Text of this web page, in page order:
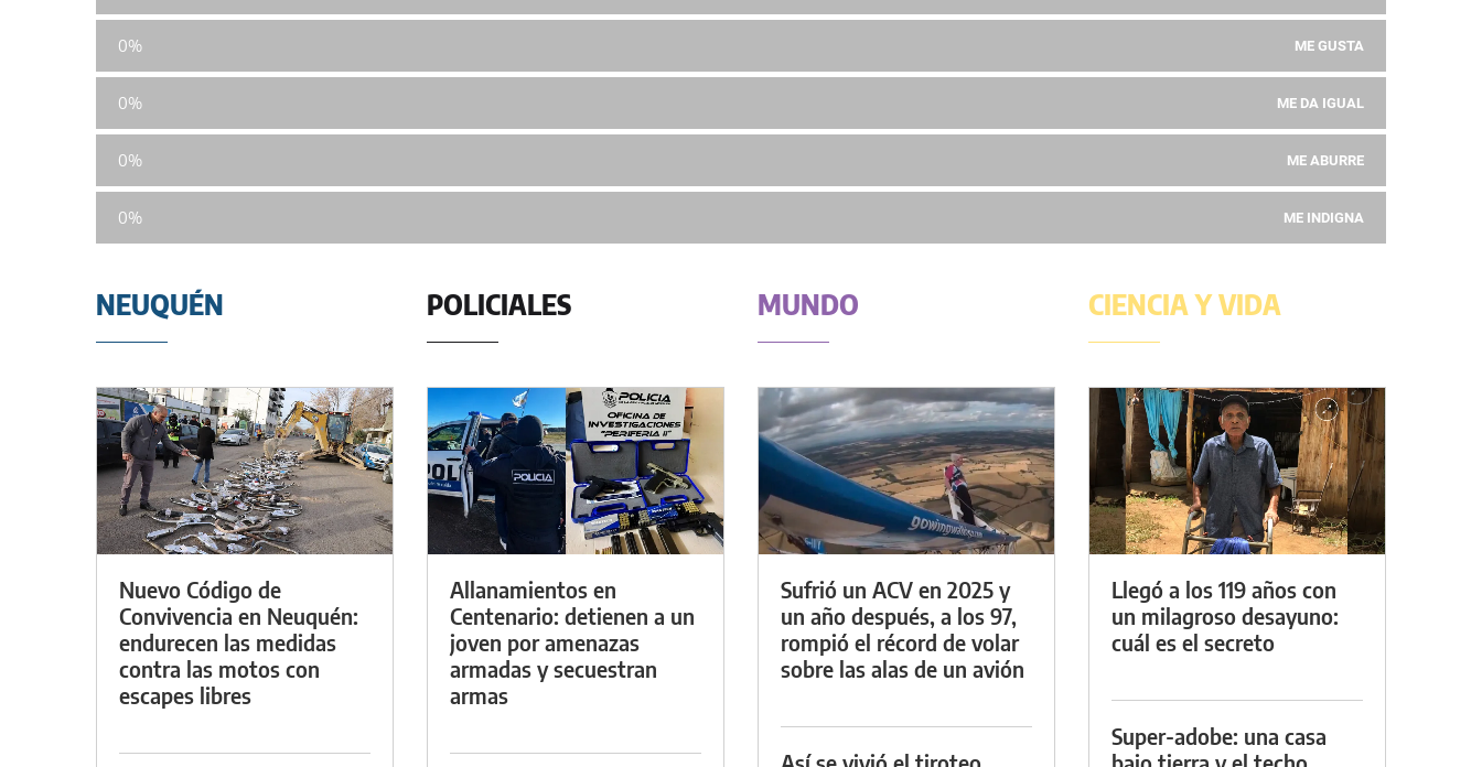
0% ME GUSTA
0% ME DA IGUAL
0% ME ABURRE
0% ME INDIGNA
NEUQUÉN
Nuevo Código de
Convivencia en Neuquén:
endurecen las medidas
contra las motos con
escapes libres
POLICIALES
Allanamientos en
Centenario: detienen a un
joven por amenazas
armadas y secuestran
armas
MUNDO
Sufrió un ACV en 2025 y
un año después, a los 97,
rompió el récord de volar
sobre las alas de un avión
CIENCIA Y VIDA
Llegó a los 119 años con
un milagroso desayuno:
cuál es el secreto
Super-adobe: una casa